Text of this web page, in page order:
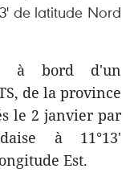
de latitude Nord
à bord d'un
de la province
le 2 janvier par
à 11°13'
Est.